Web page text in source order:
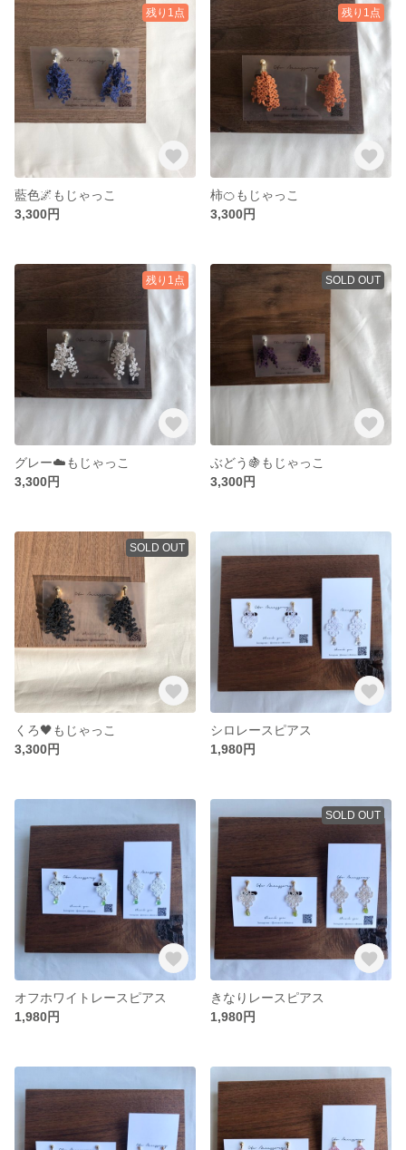
残り1点
藍色🌌もじゃっこ
3,300円
残り1点
柿🍊もじゃっこ
3,300円
残り1点
グレー☁️もじゃっこ
3,300円
SOLD OUT
ぶどう🍇もじゃっこ
3,300円
SOLD OUT
くろ🖤もじゃっこ
3,300円
シロレースピアス
1,980円
オフホワイトレースピアス
1,980円
SOLD OUT
きなりレースピアス
1,980円